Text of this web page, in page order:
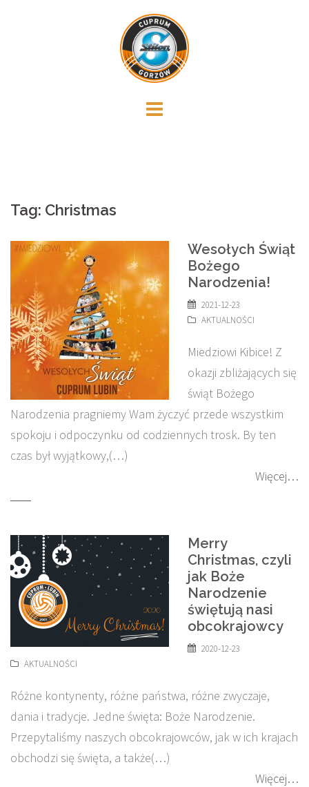
Tag: Christmas
Wesołych Świąt
Bożego
Narodzenia!
2021-12-23
AKTUALNOŚCI
Miedziowi Kibice! Z
okazji zbliżających się
świąt Bożego
Narodzenia pragniemy Wam życzyć przede wszystkim
spokoju i odpoczynku od codziennych trosk. By ten
czas był wyjątkowy,(…)
Więcej…
Merry
Christmas, czyli
jak Boże
Narodzenie
świętują nasi
obcokrajowcy
2020-12-23
AKTUALNOŚCI
Różne kontynenty, różne państwa, różne zwyczaje,
dania i tradycje. Jedne święta: Boże Narodzenie.
Przepytaliśmy naszych obcokrajowców, jak w ich krajach
obchodzi się święta, a także(…)
Więcej…